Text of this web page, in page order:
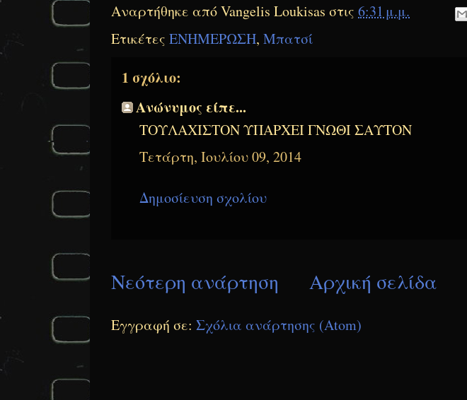
Αναρτήθηκε απόVangelis Loukisas στις 6:31 μ.μ.
Ετικέτες ΕΝΗΜΕΡΩΣΗ, Μπατσί
1 σχόλιο:
Ανώνυμος είπε...
ΤΟΥΛΑΧΙΣΤΟΝ ΥΠΑΡΧΕΙ ΓΝΩΘΙ ΣΑΥΤΟΝ
Τετάρτη, Ιουλίου 09, 2014
Δημοσίευση σχολίου
Νεότερη ανάρτηση Αρχική σελίδα
Εγγραφή σε: Σχόλια ανάρτησης (Atom)